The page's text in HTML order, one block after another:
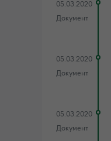
05.03.2020
Документ
05.03.2020
Документ
05.03.2020
Документ